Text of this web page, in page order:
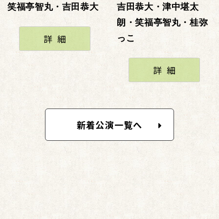
笑福亭智丸・吉田恭大
詳細
吉田恭大・津中堪太
朗・笑福亭智丸・桂弥
っこ
詳細
新着公演一覧へ